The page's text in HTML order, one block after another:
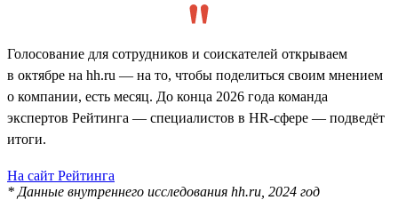
Голосование для сотрудников и соискателей открываем
в октябре на hh.ru — на то, чтобы поделиться своим мнением
о компании, есть месяц. До конца 2026 года команда
экспертов Рейтинга — специалистов в HR-сфере — подведёт
итоги.
На сайт Рейтинга
* Данные внутреннего исследования hh.ru, 2024 год